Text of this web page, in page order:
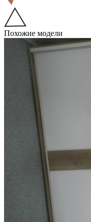
Похожие модели